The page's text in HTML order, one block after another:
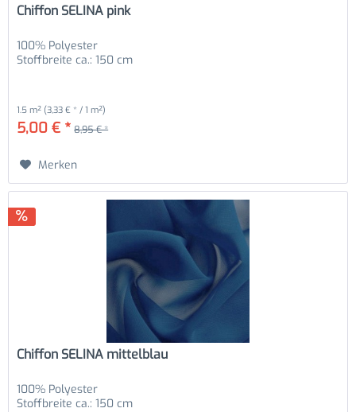
Chiffon SELINA pink
100% Polyester
Stoffbreite ca.: 150 cm
1.5 m² (3,33 € * / 1 m²)
5,00 € * 8,95 € *
Merken
Chiffon SELINA mittelblau
100% Polyester
Stoffbreite ca.: 150 cm